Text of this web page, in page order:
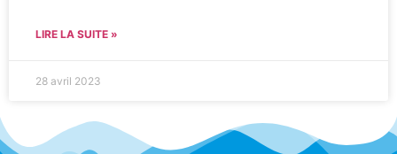
LIRE LA SUITE »
28 avril 2023